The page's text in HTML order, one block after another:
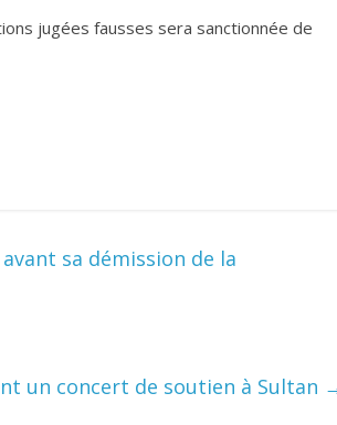
jugées fausses sera sanctionnée de
sa démission de la
un concert de soutien à Sultan